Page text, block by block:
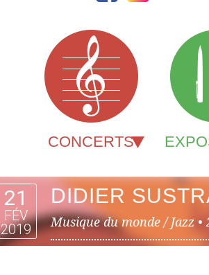
CONCERTS
21
FÉV
2019
DIDIER
Musique du monde / Jazz •